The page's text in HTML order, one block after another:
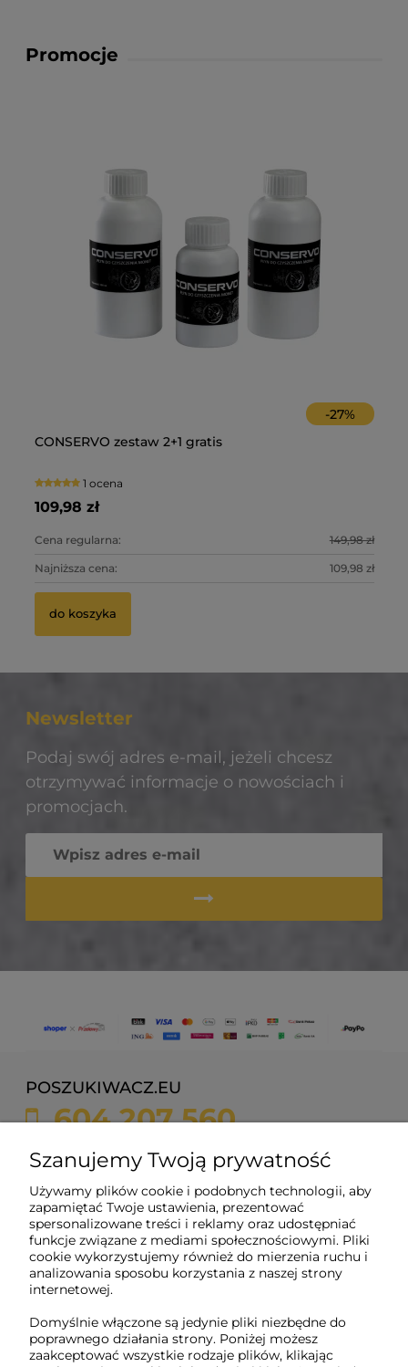
Promocje
-27%
CONSERVO zestaw 2+1 gratis
1 ocena
109,98 zł
Cena regularna: 149,98 zł
Najniższa cena: 109,98 zł
do koszyka
Newsletter
Podaj swój adres e-mail, jeżeli chcesz
otrzymywać informacje o nowościach i
promocjach.
POSZUKIWACZ.EU
604 207 560
ul. Żychonia 9,
85-791 Bydgoszcz,
woj. kujawsko-pomorskie
NIP: 5882358633
REGON: 221079690
O nas
Szanujemy Twoją prywatność
Używamy plików cookie i podobnych technologii, aby
zapamiętać Twoje ustawienia, prezentować
spersonalizowane treści i reklamy oraz udostępniać
funkcje związane z mediami społecznościowymi. Pliki
cookie wykorzystujemy również do mierzenia ruchu i
analizowania sposobu korzystania z naszej strony
internetowej.
Domyślnie włączone są jedynie pliki niezbędne do
poprawnego działania strony. Poniżej możesz
zaakceptować wszystkie rodzaje plików, klikając